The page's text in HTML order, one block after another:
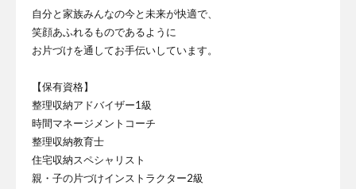
自分と家族みんなの今と未来が快適で、
笑顔あふれるものであるように
お片づけを通してお手伝いしています。
【保有資格】
整理収納アドバイザー1級
時間マネージメントコーチ
整理収納教育士
住宅収納スペシャリスト
親・子の片づけインストラクター2級